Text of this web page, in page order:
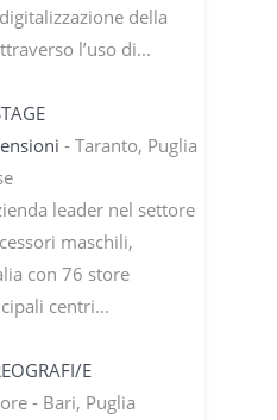
della
l’uso di...
- Taranto, Puglia
leader nel settore
maschili,
con 76 store
centri...
E
- Bari, Puglia